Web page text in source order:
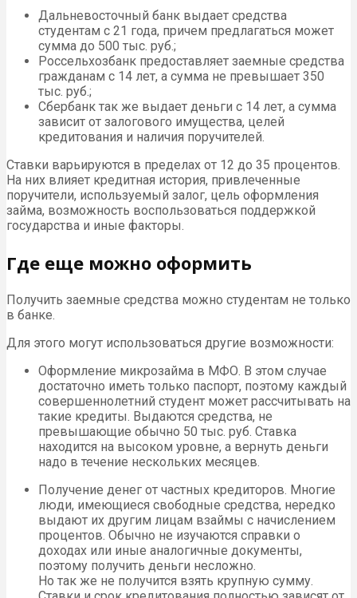
Дальневосточный банк выдает средства
студентам с 21 года, причем предлагаться может
сумма до 500 тыс. руб.;
Россельхозбанк предоставляет заемные средства
гражданам с 14 лет, а сумма не превышает 350
тыс. руб.;
Сбербанк так же выдает деньги с 14 лет, а сумма
зависит от залогового имущества, целей
кредитования и наличия поручителей.
Ставки варьируются в пределах от 12 до 35 процентов.
На них влияет кредитная история, привлеченные
поручители, используемый залог, цель оформления
займа, возможность воспользоваться поддержкой
государства и иные факторы.
Где еще можно оформить
Получить заемные средства можно студентам не только
в банке.
Для этого могут использоваться другие возможности:
Оформление микрозайма в МФО. В этом случае
достаточно иметь только паспорт, поэтому каждый
совершеннолетний студент может рассчитывать на
такие кредиты. Выдаются средства, не
превышающие обычно 50 тыс. руб. Ставка
находится на высоком уровне, а вернуть деньги
надо в течение нескольких месяцев.
Получение денег от частных кредиторов. Многие
люди, имеющиеся свободные средства, нередко
выдают их другим лицам взаймы с начислением
процентов. Обычно не изучаются справки о
доходах или иные аналогичные документы,
поэтому получить деньги несложно.
Но так же не получится взять крупную сумму.